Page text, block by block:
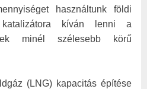
használtunk földi
kíván lenni a
minél szélesebb körű
(LNG) kapacitás építése